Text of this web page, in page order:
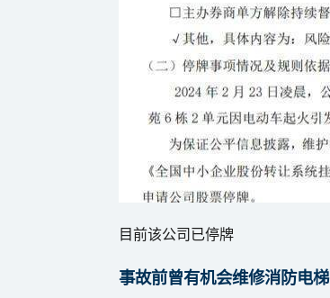
目前该公司已停牌
事故前曾有机会维修消防电梯